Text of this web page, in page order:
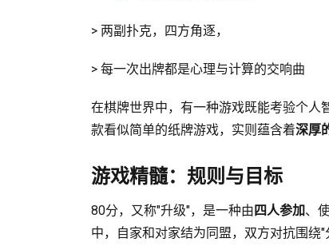
> 两副扑克，四方角逐，
> 每一次出牌都是心理与计算的交响曲
在棋牌世界中，有一种游戏既能考验个人
款看似简单的纸牌游戏，实则蕴含着深厚
游戏精髓：规则与目标
80分，又称"升级"，是一种由四人参加、
中，自家和对家结为同盟，双方对抗围绕